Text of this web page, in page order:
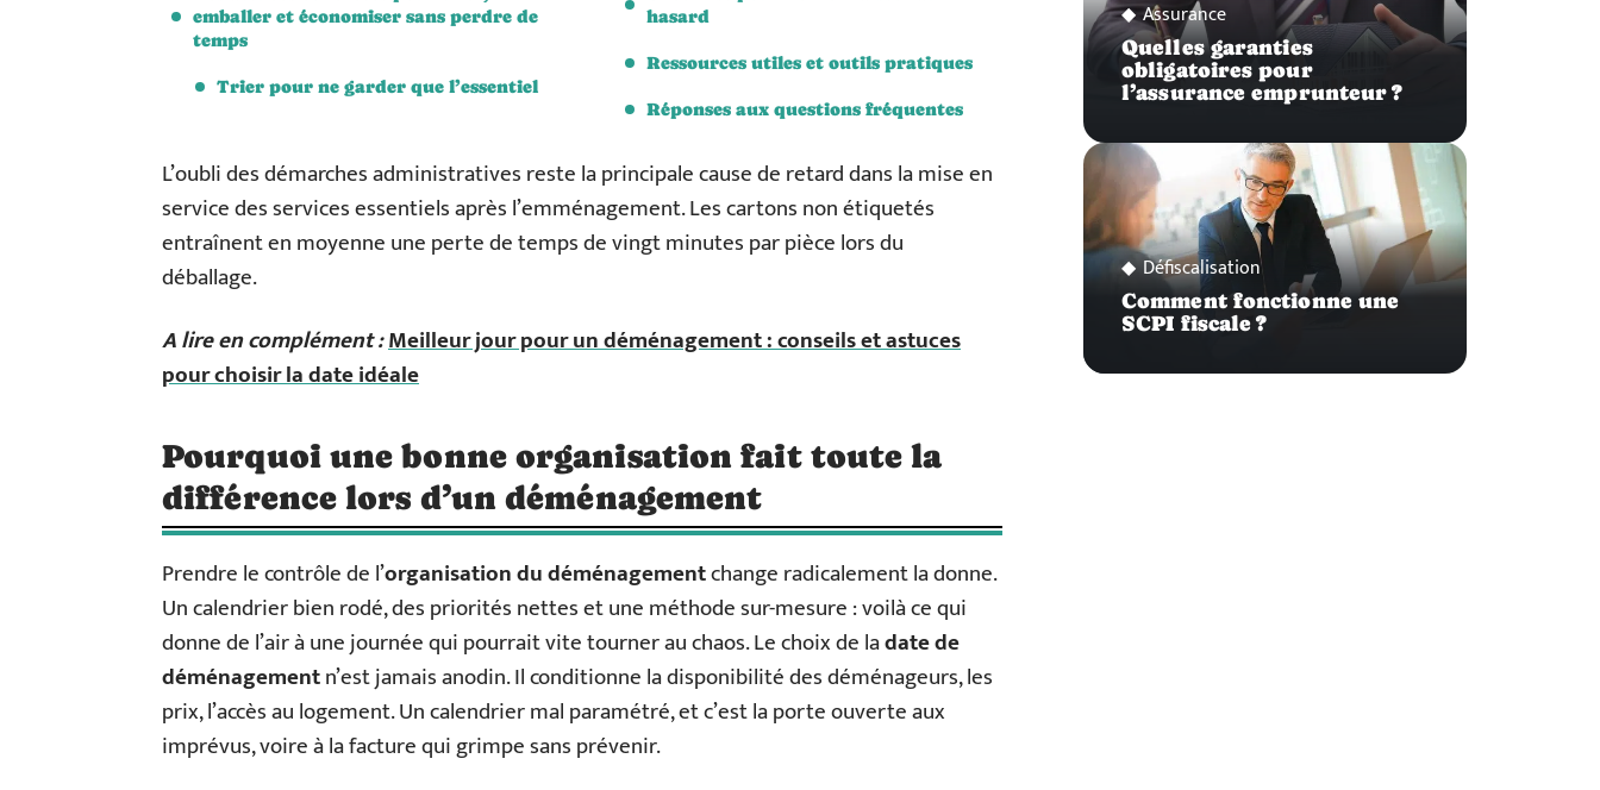
emballer et économiser sans perdre de
temps
Trier pour ne garder que l’essentiel
hasard
Ressources utiles et outils pratiques
Réponses aux questions fréquentes
L’oubli des démarches administratives reste la principale cause de retard dans la mise en
service des services essentiels après l’emménagement. Les cartons non étiquetés
entraînent en moyenne une perte de temps de vingt minutes par pièce lors du
déballage.
A lire en complément :Meilleur jour pour un déménagement : conseils et astuces
pour choisir la date idéale
Pourquoi une bonne organisation fait toute la
différence lors d’un déménagement
Prendre le contrôle de l’organisation du déménagementchange radicalement la donne.
Un calendrier bien rodé, des priorités nettes et une méthode sur-mesure : voilà ce qui
donne de l’air à une journée qui pourrait vite tourner au chaos. Le choix de ladate de
déménagementn’est jamais anodin. Il conditionne la disponibilité des déménageurs, les
prix, l’accès au logement. Un calendrier mal paramétré, et c’est la porte ouverte aux
imprévus, voire à la facture qui grimpe sans prévenir.
Assurance
Quelles garanties
obligatoires pour
l’assurance emprunteur ?
Défiscalisation
Comment fonctionne une
SCPI fiscale ?